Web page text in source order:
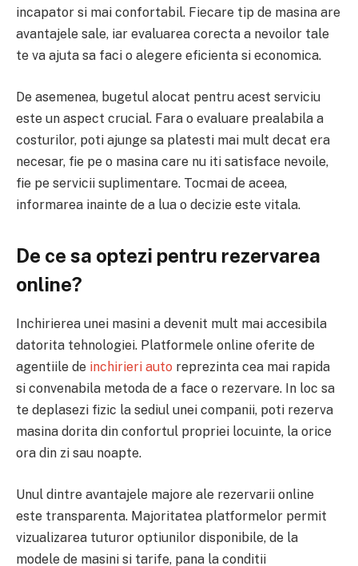
incapator si mai confortabil. Fiecare tip de masina are
avantajele sale, iar evaluarea corecta a nevoilor tale
te va ajuta sa faci o alegere eficienta si economica.
De asemenea, bugetul alocat pentru acest serviciu
este un aspect crucial. Fara o evaluare prealabila a
costurilor, poti ajunge sa platesti mai mult decat era
necesar, fie pe o masina care nu iti satisface nevoile,
fie pe servicii suplimentare. Tocmai de aceea,
informarea inainte de a lua o decizie este vitala.
De ce sa optezi pentru rezervarea
online?
Inchirierea unei masini a devenit mult mai accesibila
datorita tehnologiei. Platformele online oferite de
agentiile de inchirieri auto reprezinta cea mai rapida
si convenabila metoda de a face o rezervare. In loc sa
te deplasezi fizic la sediul unei companii, poti rezerva
masina dorita din confortul propriei locuinte, la orice
ora din zi sau noapte.
Unul dintre avantajele majore ale rezervarii online
este transparenta. Majoritatea platformelor permit
vizualizarea tuturor optiunilor disponibile, de la
modele de masini si tarife, pana la conditii